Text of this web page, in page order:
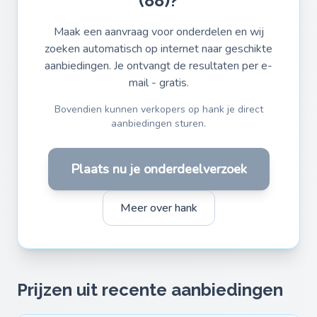
Maak een aanvraag voor onderdelen en wij
zoeken automatisch op internet naar geschikte
aanbiedingen. Je ontvangt de resultaten per e-
mail - gratis.
Bovendien kunnen verkopers op hank je direct
aanbiedingen sturen.
Plaats nu je onderdeelverzoek
Meer over hank
Prijzen uit recente aanbiedingen